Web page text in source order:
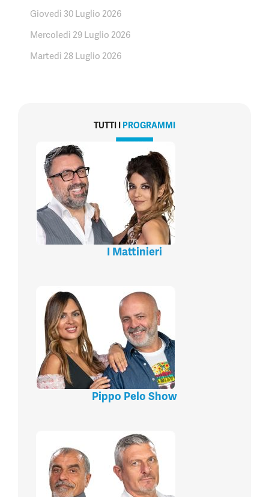
Giovedì 30 Luglio 2026
Mercoledì 29 Luglio 2026
Martedì 28 Luglio 2026
TUTTI I PROGRAMMI
I Mattinieri
Pippo Pelo Show